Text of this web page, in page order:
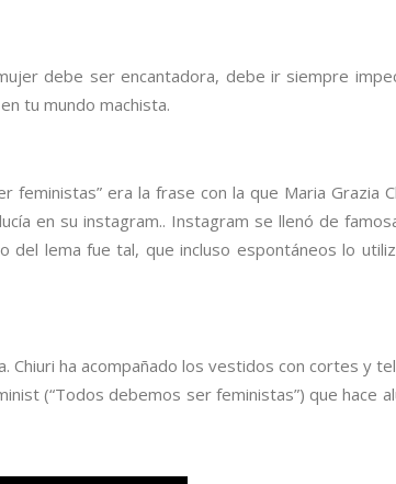
debe ser encantadora, debe ir siempre
tu mundo machista.
era la frase con la que Maria Grazia
en su instagram.. Instagram se llenó de
del lema fue tal, que incluso espontáneos lo
ha acompañado los vestidos con cortes y
(“Todos debemos ser feministas”) que hace